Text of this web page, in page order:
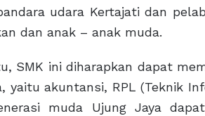
udara Kertajati dan
dan anak – anak muda.
SMK ini diharapkan dapat
yaitu akuntansi, RPL (Teknik
muda Ujung Jaya